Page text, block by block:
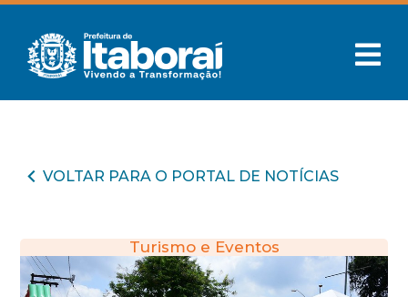
VOLTAR PARA O PORTAL DE NOTÍCIAS
Turismo e Eventos